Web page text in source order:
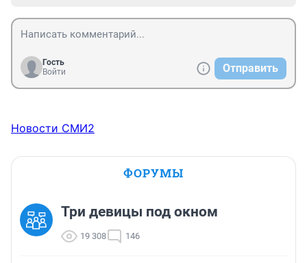
Гость
Войти
Отправить
Новости СМИ2
ФОРУМЫ
Три девицы под окном
19 308 146